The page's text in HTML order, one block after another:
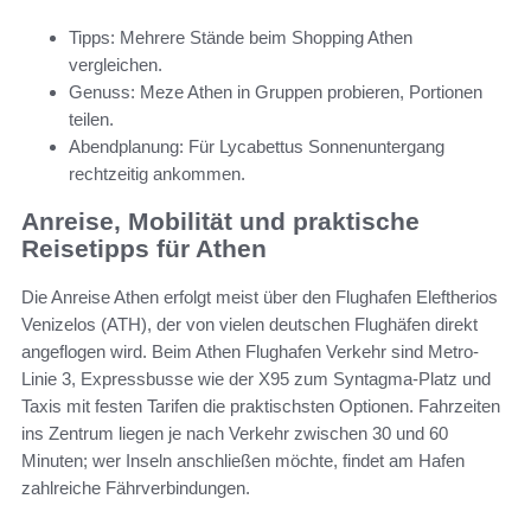
Tipps: Mehrere Stände beim Shopping Athen
vergleichen.
Genuss: Meze Athen in Gruppen probieren, Portionen
teilen.
Abendplanung: Für Lycabettus Sonnenuntergang
rechtzeitig ankommen.
Anreise, Mobilität und praktische
Reisetipps für Athen
Die Anreise Athen erfolgt meist über den Flughafen Eleftherios
Venizelos (ATH), der von vielen deutschen Flughäfen direkt
angeflogen wird. Beim Athen Flughafen Verkehr sind Metro-
Linie 3, Expressbusse wie der X95 zum Syntagma-Platz und
Taxis mit festen Tarifen die praktischsten Optionen. Fahrzeiten
ins Zentrum liegen je nach Verkehr zwischen 30 und 60
Minuten; wer Inseln anschließen möchte, findet am Hafen
zahlreiche Fährverbindungen.